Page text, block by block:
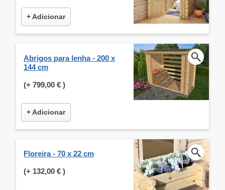
+ Adicionar
Abrigos para lenha - 200 x
144 cm
(+ 799,00 € )
+ Adicionar
Floreira - 70 x 22 cm
(+ 132,00 € )